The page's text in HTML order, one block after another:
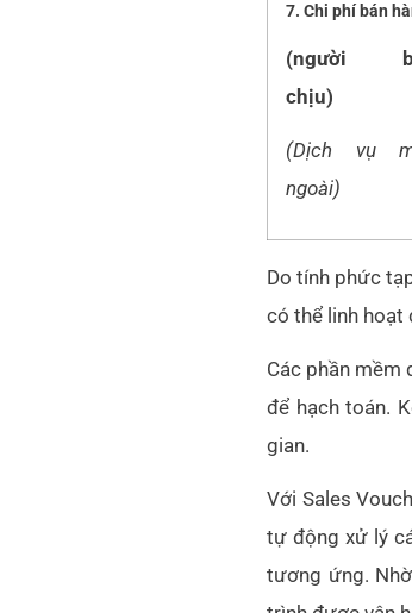
7. Chi phí bán
(người
chịu)
(Dịch vụ
ngoài)
Do tính phức
có thể linh hoạt
Các phần mềm
để hạch toán.
gian.
Với Sales
tự động xử lý
tương ứng.